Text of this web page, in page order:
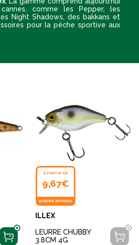
comme les Pepper, les
Night Shadows, des bakkans et
pour la pêche sportive aux
À PARTIR DE
9,67€
BONNE AFFAIRE
ILLEX
LEURRE CHUBBY
3.8CM 4G